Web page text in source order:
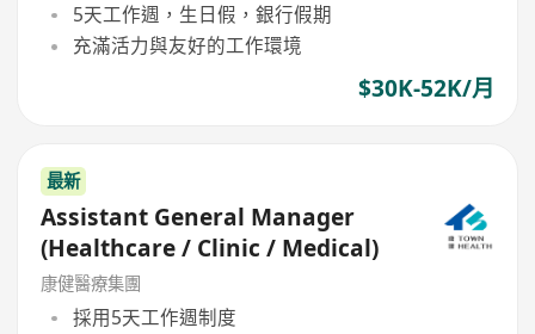
5天工作週，生日假，銀行假期
充滿活力與友好的工作環境
$30K-52K/月
最新
Assistant General Manager
(Healthcare / Clinic / Medical)
康健醫療集團
採用5天工作週制度